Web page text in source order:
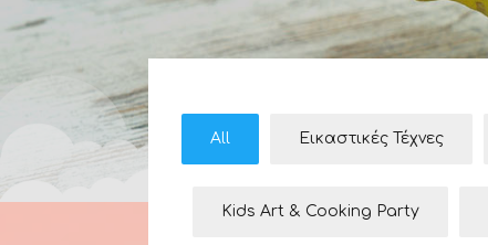
All Εικαστικές Τέχνες
Kids Art & Cooking Party